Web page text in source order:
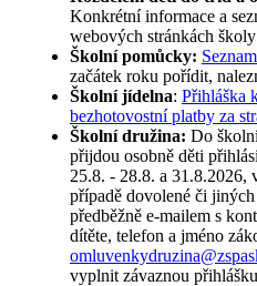
Konkrétní informace a
webových stránkách
Školní pomůcky:
začátek roku pořídit,
Školní jídelna: Přihláška
bezhotovostní platby za
Školní družina: Do
přijdou osobně děti
25.8. - 28.8. a 31.8.2026,
případě dovolené či
předběžně e-mailem s
dítěte, telefon a jméno
vyplnit závaznou